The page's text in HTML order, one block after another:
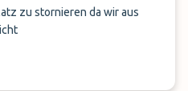
zu stornieren da wir aus